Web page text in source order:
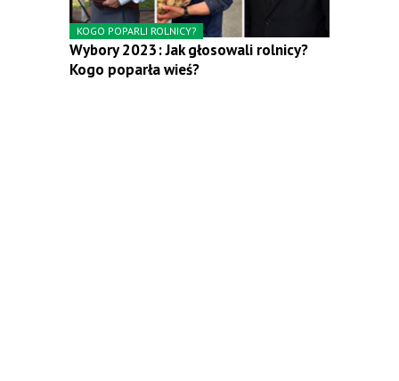
KOGO POPARLI ROLNICY?
Wybory 2023: Jak głosowali rolnicy?
Kogo poparła wieś?